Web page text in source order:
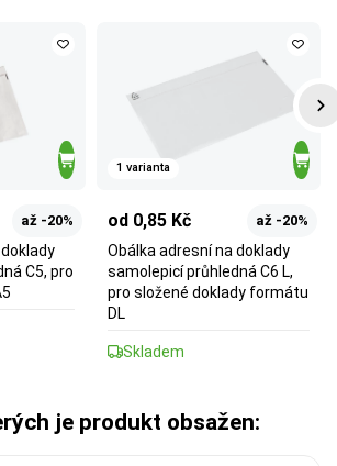
až -20%
C5, pro
1 varianta
od 0,85 Kč až -20%
Obálka adresní na doklady
samolepicí průhledná C6 L,
pro složené doklady formátu
DL
Skladem
je produkt obsažen: